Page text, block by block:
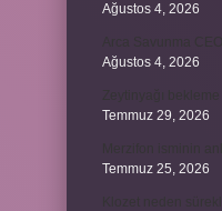
Ağustos 4, 2026
Ağustos 4, 2026
Temmuz 29, 2026
Temmuz 25, 2026